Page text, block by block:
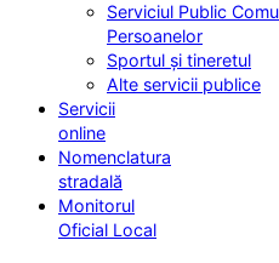
Serviciul Public
Persoanelor
Sportul și tineretul
Alte servicii publice
Servicii
online
Nomenclatura
stradală
Monitorul
Oficial Local